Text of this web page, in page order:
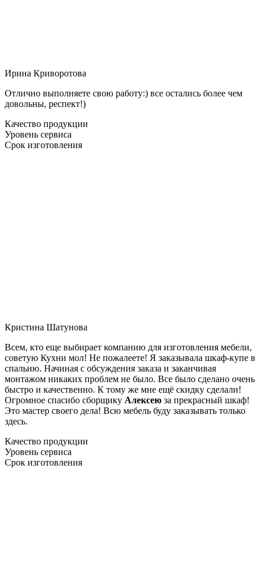
Ирина Криворотова
Отлично выполняете свою работу:) все остались более чем
довольны, респект!)
Качество продукции
Уровень сервиса
Срок изготовления
Кристина Шатунова
Всем, кто еще выбирает компанию для изготовления мебели,
советую Кухни мол! Не пожалеете! Я заказывала шкаф-купе в
спальню. Начиная с обсуждения заказа и заканчивая
монтажом никаких проблем не было. Все было сделано очень
быстро и качественно. К тому же мне ещё скидку сделали!
Огромное спасибо сборщику Алексею за прекрасный шкаф!
Это мастер своего дела! Всю мебель буду заказывать только
здесь.
Качество продукции
Уровень сервиса
Срок изготовления